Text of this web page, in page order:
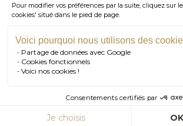
Pour modifier vos préférences par la suite, cliquez sur
cookies' situé dans le pied de page.
Voici pourquoi nous utilisons des
Partage de données avec Google
Cookies fonctionnels
Voici nos cookies !
Consentements certifiés par
Je choisis
TÉL PARIS
RDV SHOWROOM
RDV TÉLÉPHONIQUE
© Salmon Paris 2026 — Tous droits
AJOUTER AU PANIER